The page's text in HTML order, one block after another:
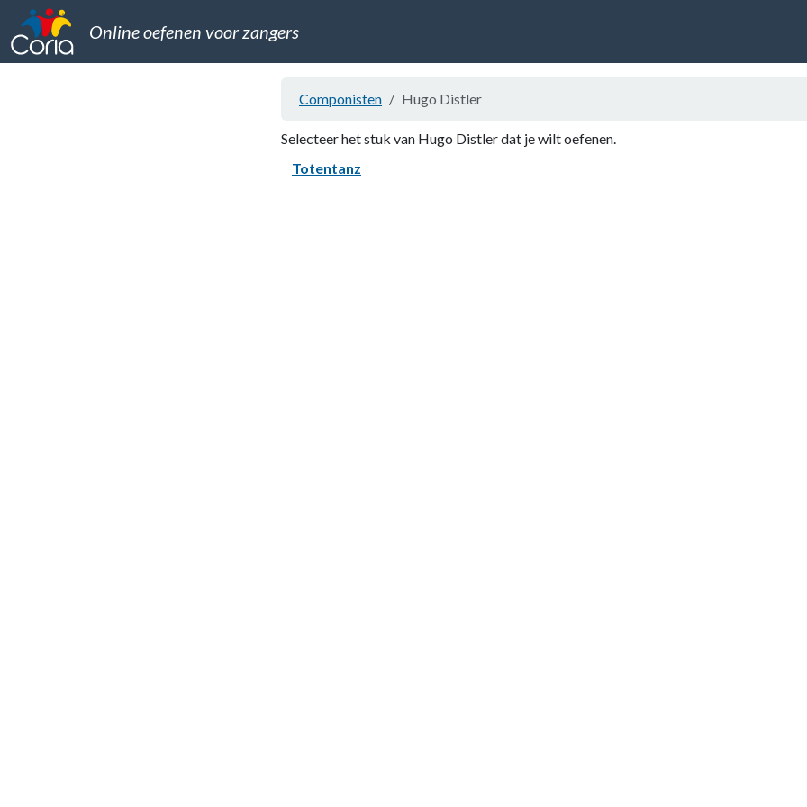
Online oefenen voor zangers
Componisten Hugo Distler
Selecteer het stuk van Hugo Distler dat je wilt oefenen.
Totentanz